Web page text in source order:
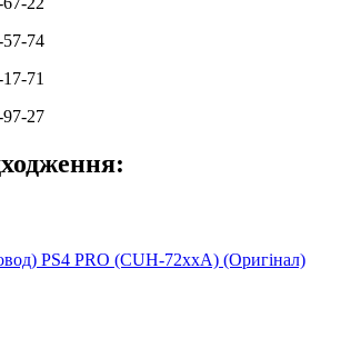
74
71
27
PS4 PRO (CUH-72xxA) (Оригінал)